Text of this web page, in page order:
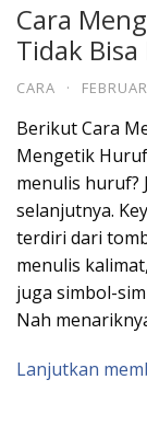
Cara
Tidak
CARA ·
Berikut Cara
Mengetik
menulis huruf?
selanjutnya.
terdiri dari
menulis
juga simbol-
Nah
Lanjutkan